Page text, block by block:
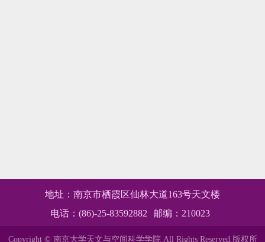
地址：南京市栖霞区仙林大道163号天文楼
电话：(86)-25-83592882
邮编：210023
Copyright © 南京大学天文与空间科学学院 All Rights Reserved版权所